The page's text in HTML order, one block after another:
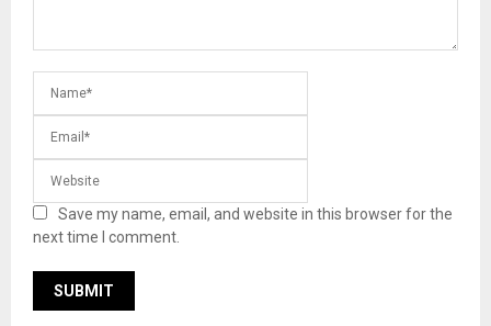
Save my name, email, and website in this browser for the
next time I comment.